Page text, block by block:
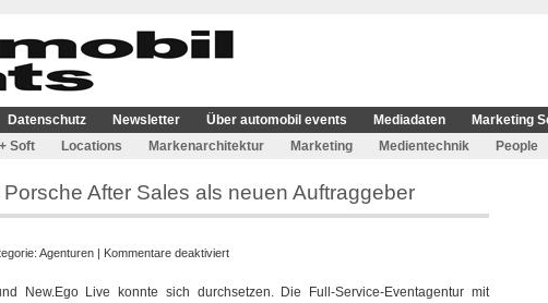
Datenschutz Newsletter Über automobil events Mediadaten
Marketing
Soft Locations Markenarchitektur Marketing Medientechnik People
After Sales als neuen Auftraggeber
Agenturen | Kommentare deaktiviertfür
Live
New.Ego Live konnte sich durchsetzen. Die Full-Service-Eventagentur mit